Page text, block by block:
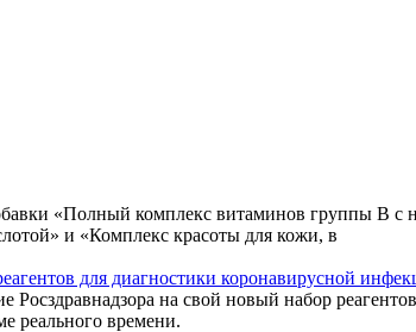
«Полный комплекс витаминов группы В с
и «Комплекс красоты для кожи, в
для диагностики коронавирусной
Росздравнадзора на свой новый набор
реального времени.